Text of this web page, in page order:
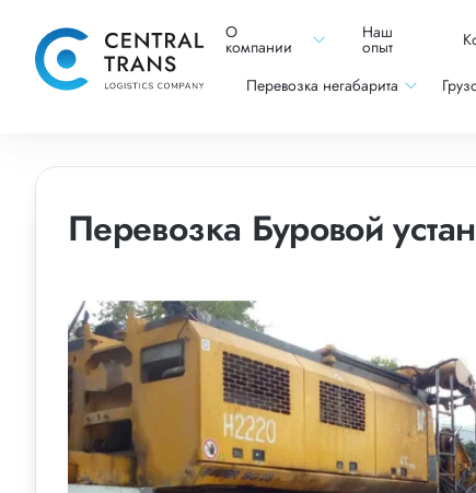
О
компании
Наш
опыт
Перевозка негабарита
Перевозка Буровой